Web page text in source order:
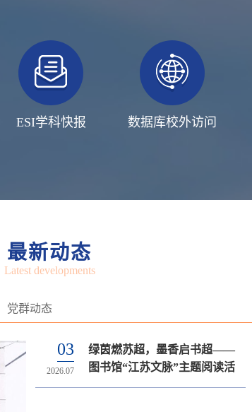
ESI学科快报 数据库校外访问
最新动态
Latest developments
党群动态
03
2026.07
绿茵燃苏超，墨香启书超——
图书馆“江苏文脉”主题阅读活
动圆满收官
03
2026.07
关于2026年暑假图书馆开放安
排的通知
17
2026.06
最新资源 | 科研者之家机构版-
科研工具平台开通试用通知
21
2026.04
2026年图书馆春季信息素养讲
座开讲啦！
13
2026.03
图书馆党支部召开2025年度组
织生活会暨民主评议党员会议